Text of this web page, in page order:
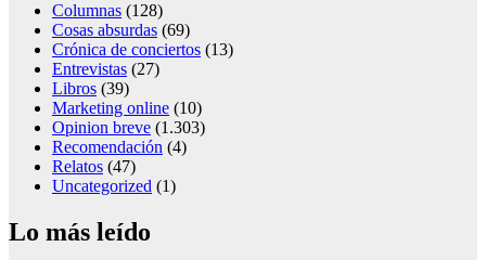
Columnas (128)
Cosas absurdas (69)
Crónica de conciertos (13)
Entrevistas (27)
Libros (39)
Marketing online (10)
Opinion breve (1.303)
Recomendación (4)
Relatos (47)
Uncategorized (1)
Lo más leído